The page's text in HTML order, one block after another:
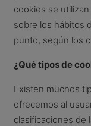
cookies se
sobre los hábitos
punto, según los
¿Qué tipos de
Existen muchos
ofrecemos al
clasificaciones de